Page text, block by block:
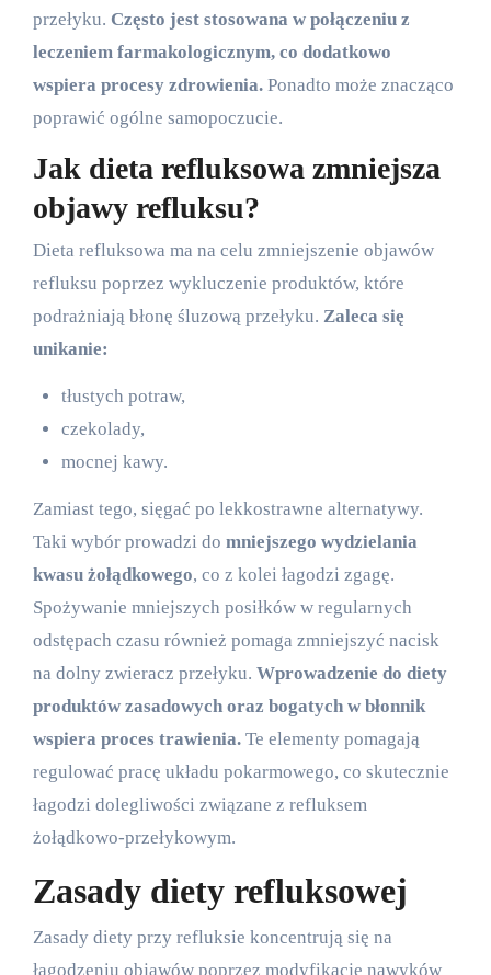
przełyku. Często jest stosowana w połączeniu z
leczeniem farmakologicznym, co dodatkowo
wspiera procesy zdrowienia.Ponadto może znacząco
poprawić ogólne samopoczucie.
Jak dieta refluksowa zmniejsza
objawy refluksu?
Dieta refluksowa ma na celu zmniejszenie objawów
refluksu poprzez wykluczenie produktów, które
podrażniają błonę śluzową przełyku. Zaleca się
unikanie:
tłustych potraw,
czekolady,
mocnej kawy.
Zamiast tego, sięgać po lekkostrawne alternatywy.
Taki wybór prowadzi do mniejszego wydzielania
kwasu żołądkowego, co z kolei łagodzi zgagę.
Spożywanie mniejszych posiłków w regularnych
odstępach czasu również pomaga zmniejszyć nacisk
na dolny zwieracz przełyku. Wprowadzenie do diety
produktów zasadowych oraz bogatych w błonnik
wspiera proces trawienia.Te elementy pomagają
regulować pracę układu pokarmowego, co skutecznie
łagodzi dolegliwości związane z refluksem
żołądkowo-przełykowym.
Zasady diety refluksowej
Zasady diety przy refluksie koncentrują się na
łagodzeniu objawów poprzez modyfikację nawyków